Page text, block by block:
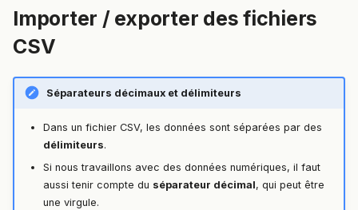
Importer / exporter des fichiers
CSV
Séparateurs décimaux et délimiteurs
Dans un fichier CSV, les données sont séparées par des
délimiteurs.
Si nous travaillons avec des données numériques, il faut
aussi tenir compte du séparateur décimal, qui peut être
une virgule.